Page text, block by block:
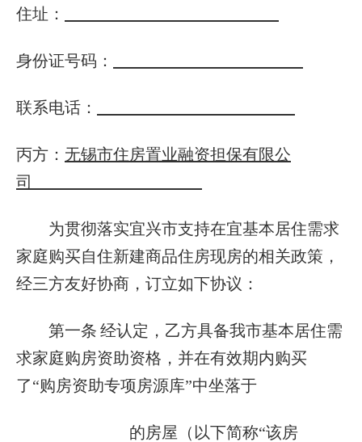
住址：
身份证号码：
联系电话：
丙方： 无锡市住房置业融资担保有限公
司
为贯彻落实宜兴市支持在宜基本居住需求
家庭购买自住新建商品住房现房的相关政策，
经三方友好协商，订立如下协议：
第一条 经认定，乙方具备我市基本居住需
求家庭购房资助资格，并在有效期内购买
了“购房资助专项房源库”中坐落于
的房屋（以下简称“该房